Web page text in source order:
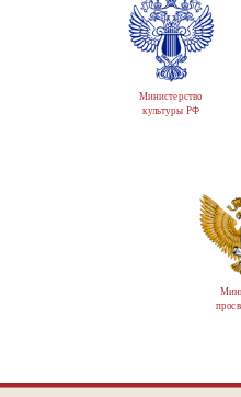
Министерство
культуры РФ